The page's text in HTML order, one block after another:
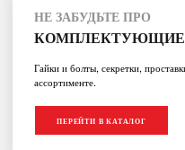
НЕ ЗАБУДЬТЕ ПРО
КОМПЛЕКТУЮЩИЕ
Гайки и болты, секретки,
ассортименте.
ПЕРЕЙТИ В КАТАЛОГ